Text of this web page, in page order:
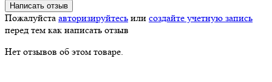
Написать отзыв
Пожалуйста авторизируйтесь или создайте учетную запись
перед тем как написать отзыв
Нет отзывов об этом товаре.